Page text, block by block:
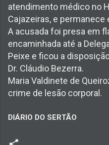
atendimento médico no
Cajazeiras, e permanece
A acusada foi presa em
encaminhada até a
Peixe e ficou a
Dr. Cláudio Bezerra.
Maria Valdinete de
crime de lesão corporal.
DIÁRIO DO SERTÃO